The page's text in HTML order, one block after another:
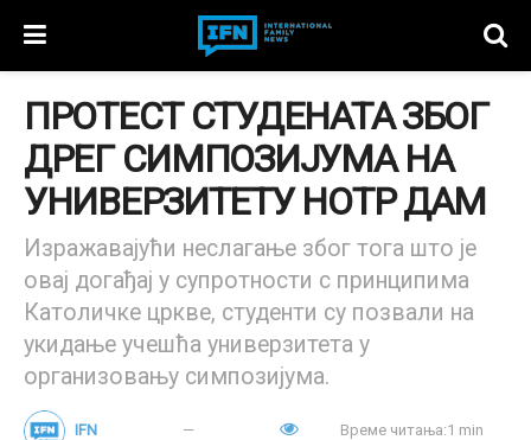
ПРОТЕСТ СТУДЕНАТА ЗБОГ
ДРЕГ СИМПОЗИЈУМА НА
УНИВЕРЗИТЕТУ НОТР ДАМ
Изражавајући неслагање због тога што је
овај догађај у супротности с принципима
Католичке цркве, студенти су позвали на
укидање учешћа универзитета у
организовању симпозијума.
IFN
Време читања:1 min